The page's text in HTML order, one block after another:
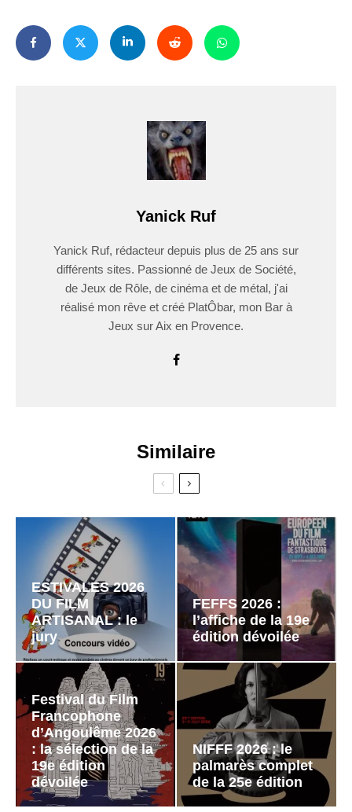
Yanick Ruf
Yanick Ruf, rédacteur depuis plus de 25 ans sur
différents sites. Passionné de Jeux de Société,
de Jeux de Rôle, de cinéma et de métal, j'ai
réalisé mon rêve et créé PlatÔbar, mon Bar à
Jeux sur Aix en Provence.
Similaire
ESTIVALES 2026
DU FILM
ARTISANAL : le
jury
FEFFS 2026 :
l’affiche de la 19e
édition dévoilée
Festival du Film
Francophone
d’Angoulême 2026
: la sélection de la
19e édition
dévoilée
NIFFF 2026 : le
palmarès complet
de la 25e édition